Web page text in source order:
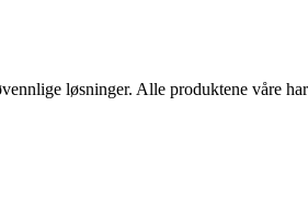
løsninger. Alle produktene våre